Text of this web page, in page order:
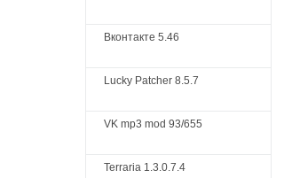
Вконтакте 5.46
Lucky Patcher 8.5.7
VK mp3 mod 93/655
Terraria 1.3.0.7.4